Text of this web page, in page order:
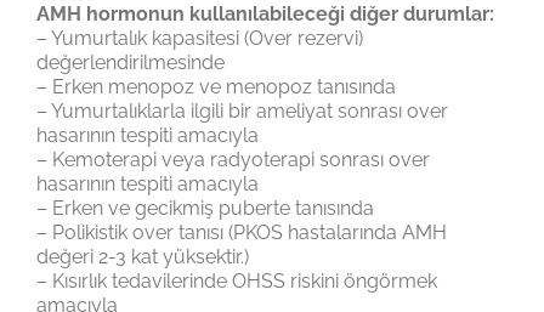
AMH hormonun kullanılabileceği diğer durumlar:
– Yumurtalık kapasitesi (Over rezervi)
değerlendirilmesinde
– Erken menopoz ve menopoz tanısında
– Yumurtalıklarla ilgili bir ameliyat sonrası over
hasarının tespiti amacıyla
– Kemoterapi veya radyoterapi sonrası over
hasarının tespiti amacıyla
– Erken ve gecikmiş puberte tanısında
– Polikistik over tanısı (PKOS hastalarında AMH
değeri 2-3 kat yüksektir.)
– Kısırlık tedavilerinde OHSS riskini öngörmek
amacıyla